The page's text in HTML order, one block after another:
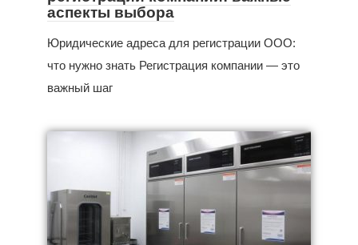
аспекты выбора
Юридические адреса для регистрации ООО:
что нужно знать Регистрация компании — это
важный шаг